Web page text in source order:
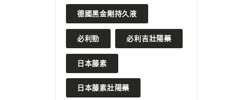
德國黑金剛持久液
必利勁 必利吉壯陽藥
日本藤素
日本藤素壯陽藥